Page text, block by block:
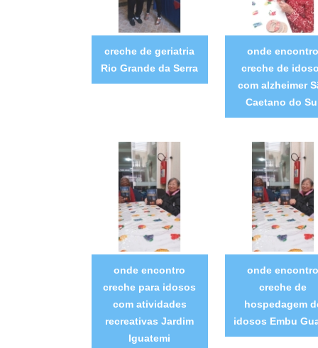
creche de geriatria
Rio Grande da Serra
onde
creche de
com alzheimer
Caetano do
onde encontro
creche para idosos
com atividades
recreativas Jardim
Iguatemi
onde
creche de
hospedagem
idosos Embu